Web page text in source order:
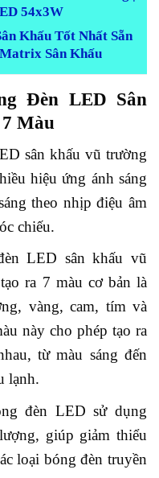
54x3W
Khấu Tốt Nhất Sẵn
Sân Khấu
Đèn LED Sân
Màu
sân khấu vũ trường
hiệu ứng ánh sáng
theo nhịp điệu âm
chiếu.
LED sân khấu vũ
ra 7 màu cơ bản là
vàng, cam, tím và
này cho phép tạo ra
từ màu sáng đến
lạnh.
đèn LED sử dụng
giúp giảm thiểu
loại bóng đèn truyền